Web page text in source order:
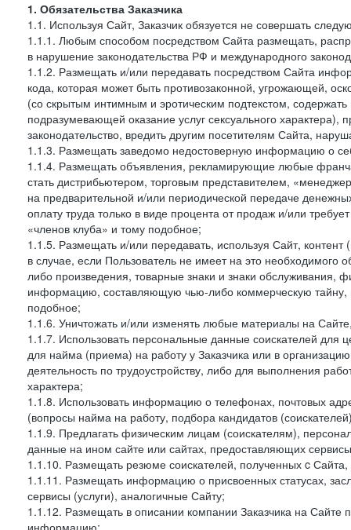
1. Обязательства Заказчика
1.1. Используя Сайт, Заказчик обязуется не совершать
1.1.1. Любым способом посредством Сайта размещать,
в нарушение законодательства РФ и международного
1.1.2. Размещать и/или передавать посредством Сайта
кода, которая может быть противозаконной, угрожающей,
(со скрытым интимным и эротическим подтекстом,
подразумевающей оказание услуг сексуального
законодательство, вредить другим посетителям Сайта,
1.1.3. Размещать заведомо недостоверную информацию о
1.1.4. Размещать объявления, рекламирующие любые
стать дистрибьютером, торговым представителем,
на предварительной и/или периодической передаче
оплату труда только в виде процента от продаж и/или
«членов клуба» и тому подобное;
1.1.5. Размещать и/или передавать, используя Сайт,
в случае, если Пользователь не имеет на это
либо произведения, товарные знаки и знаки
информацию, составляющую чью-либо коммерческую тайну,
подобное;
1.1.6. Уничтожать и/или изменять любые материалы на
1.1.7. Использовать персональные данные соискателей для
для найма (приема) на работу у Заказчика или в
деятельность по трудоустройству, либо для выполнения
характера;
1.1.8. Использовать информацию о телефонах, почтовых
(вопросы найма на работу, подбора кандидатов
1.1.9. Предлагать физическим лицам (соискателям),
данные на ином сайте или сайтах, предоставляющих
1.1.10. Размещать резюме соискателей, полученных c
1.1.11. Размещать информацию о присвоенных статусах,
сервисы (услуги), аналогичные Сайту;
1.1.12. Размещать в описании компании Заказчика на Сайте
информацию;